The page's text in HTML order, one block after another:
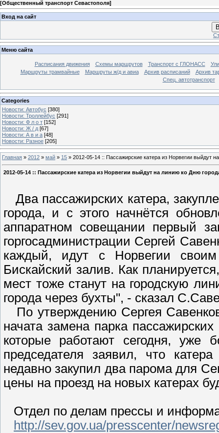
[Общественный транспорт Севастополя]
Вход на сайт
Меню сайта
Расписания движения Схемы маршрутов Транспорт с ГЛОНАСС
Маршруты трамвайные
Маршруты ж/д и авиа Архив расписаний
Архив
Спец. автотранспорт
Categories
Новости: Автобус [380]
Новости: Троллейбус [291]
Новости: Ф л о т [152]
Новости: Ж / д [67]
Новости: А в и а [48]
Новости: Разное [205]
Главная » 2012 » май » 15 » 2012-05-14 :: Пассажирские катера из Норвегии выйдут
2012-05-14 :: Пассажирские катера из Норвегии выйдут на линию ко Дню
Два пассажирских катера,
города, и с этого начнётся
аппаратном совещании первый
горгосадминистрации Сергей
каждый, идут с Норвегии
Бискайский залив. Как
мест тоже станут на городскую
города через бухты", - сказал
По утверждению Сергея
начата замена парка
которые работают сегодня, уже
председателя заявил, что
недавно закупил два парома для
цены на проезд на новых катерах
Отдел по делам прессы и
http://sev.gov.ua/presscenter/